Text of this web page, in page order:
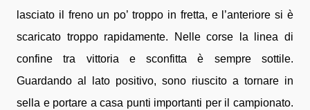
lasciato il freno un po’ troppo in fretta, e l’anteriore si è
scaricato troppo rapidamente. Nelle corse la linea di
confine tra vittoria e sconfitta è sempre sottile.
Guardando al lato positivo, sono riuscito a tornare in
sella e portare a casa punti importanti per il campionato.